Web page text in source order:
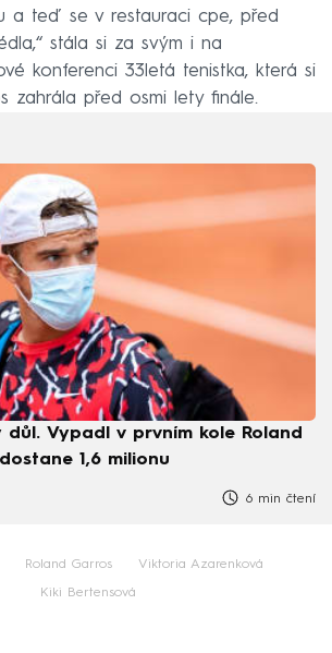
a teď se v restauraci cpe, před
stála si za svým i na
konferenci 33letá tenistka, která si
zahrála před osmi lety finále.
důl. Vypadl v prvním kole Roland
1,6 milionu
6 min čtení
Roland Garros Viktoria Azarenková
Kiki Bertensová